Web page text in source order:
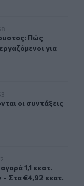
οι εργαζόμενοι
Πώς
Πώς
για
οι συντάξεις
οι συντάξεις
μετοχών - Στα
αγορά 1,1 εκατ.
1,1 εκατ.
- Στα €4,92 εκατ.